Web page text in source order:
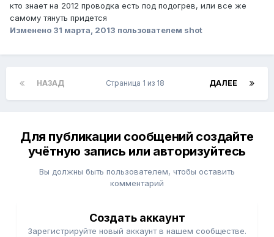
кто знает на 2012 проводка есть под подогрев, или все же
самому тянуть придется
Изменено 31 марта, 2013 пользователем shot
НАЗАД ДАЛЕЕ
Страница 1 из 18
Для публикации сообщений создайте
учётную запись или авторизуйтесь
Вы должны быть пользователем, чтобы оставить
комментарий
Создать аккаунт
Зарегистрируйте новый аккаунт в нашем сообществе.